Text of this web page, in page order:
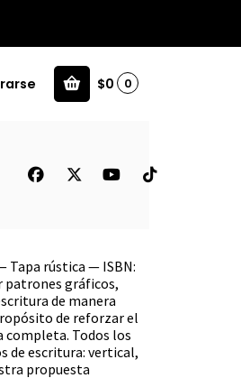
$0 0
2º
Tapa rústica — ISBN:
patrones gráficos,
de manera
de reforzar el
completa. Todos los
de escritura: vertical,
propuesta